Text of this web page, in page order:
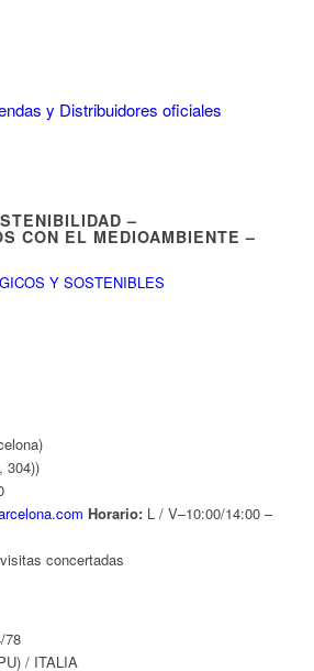
y Distribuidores oficiales
–
CON EL MEDIOAMBIENTE –
304))
Horario:L / V–10:00/14:00 –
concertadas
78
/ ITALIA